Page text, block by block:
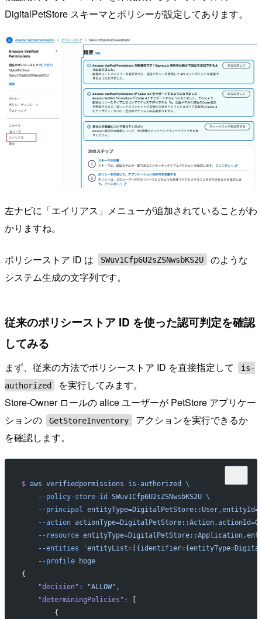
DigitalPetStore スキーマとポリシーが設定してあります。
左ナビに「エイリアス」メニューが追加されていることがわ
かりますね。
ポリシーストア ID は SWuv1Cfp6U2sZSNwsbKS2U
のような
システム生成の文字列です。
従来のポリシーストア ID を使った認可判定を確認
してみる
まず、従来の方法でポリシーストア ID を直接指定して
is-
authorized
を実行してみます。
Store-Owner ロールの alice ユーザーが PetStore アプリケー
ションの
GetStoreInventory
アクションを実行できるか
を確認します。
$ aws verifiedpermissions is-authorized
\
    --policy-store-id
SWuv1Cfp6U2sZSNwsbKS2U \
    --principal
    --action
    --resource
    --entities
    --profile
hoge
{
    "decision"
:
"ALLOW",
    "determiningPolicies"
:
        {